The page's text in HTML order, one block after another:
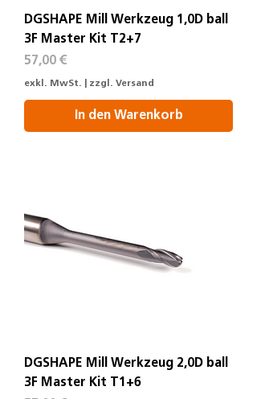
DGSHAPE Mill Werkzeug 1,0D ball
3F Master Kit T2+7
Preis
57,00 €
exkl. MwSt. zzgl. Versand
In den Warenkorb
DGSHAPE Mill Werkzeug 2,0D ball
3F Master Kit T1+6